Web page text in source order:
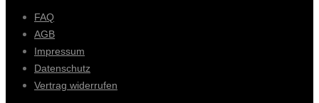
FAQ
AGB
Impressum
Datenschutz
Vertrag widerrufen